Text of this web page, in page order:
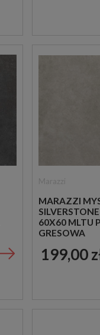
MARAZZI
60X60 MLTU
GRESOWA
199,00